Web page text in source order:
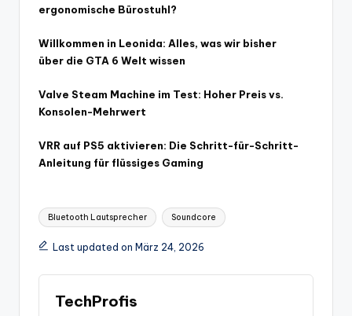
ergonomische Bürostuhl?
Willkommen in Leonida: Alles, was wir bisher
über die GTA 6 Welt wissen
Valve Steam Machine im Test: Hoher Preis vs.
Konsolen-Mehrwert
VRR auf PS5 aktivieren: Die Schritt-für-Schritt-
Anleitung für flüssiges Gaming
Tags:
Bluetooth Lautsprecher Soundcore
Last updated on März 24, 2026
TechProfis